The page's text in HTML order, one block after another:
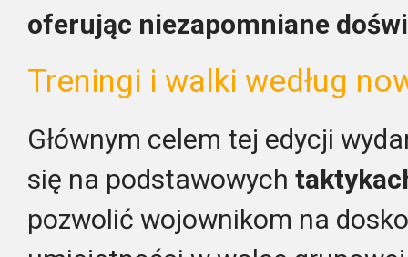
oferując niezapomniane
Treningi i walki według
Głównym celem tej edycji
się na podstawowych
pozwolić wojownikom na